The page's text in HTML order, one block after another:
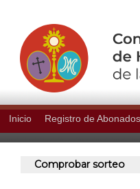
Inicio Registro de Abonados
Comprobar sorteo